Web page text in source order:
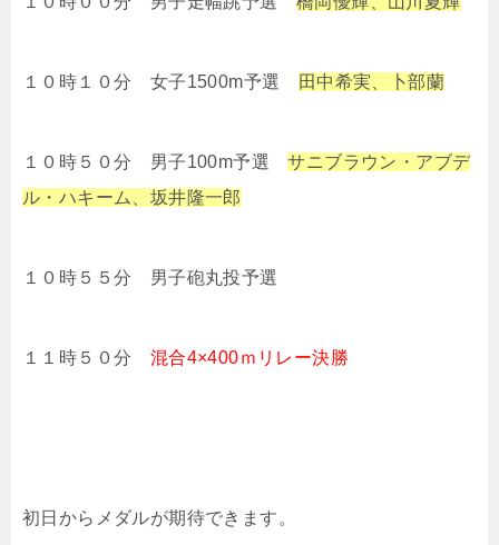
１０時１０分 女子1500m予選 田中希実、卜部蘭
１０時５０分 男子100m予選サニブラウン・アブデ
ル・ハキーム、坂井隆一郎
１０時５５分 男子砲丸投予選
１１時５０分 混合4×400ｍリレー決勝
初日からメダルが期待できます。